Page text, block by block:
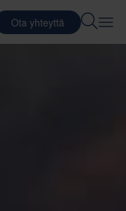
Ota yhteyttä